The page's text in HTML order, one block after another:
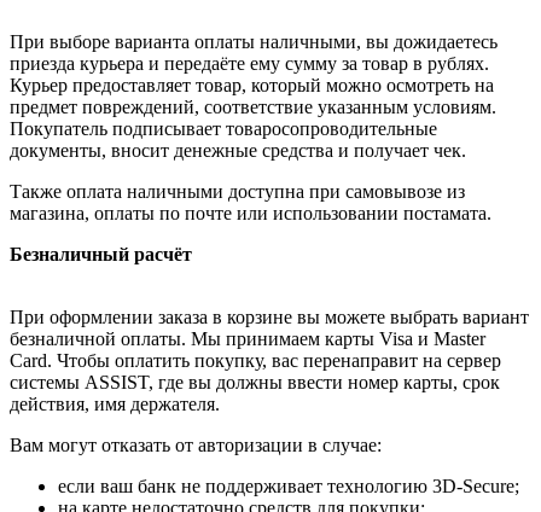
При выборе варианта оплаты наличными, вы дожидаетесь
приезда курьера и передаёте ему сумму за товар в рублях.
Курьер предоставляет товар, который можно осмотреть на
предмет повреждений, соответствие указанным условиям.
Покупатель подписывает товаросопроводительные
документы, вносит денежные средства и получает чек.
Также оплата наличными доступна при самовывозе из
магазина, оплаты по почте или использовании постамата.
Безналичный расчёт
При оформлении заказа в корзине вы можете выбрать вариант
безналичной оплаты. Мы принимаем карты Visa и Master
Card. Чтобы оплатить покупку, вас перенаправит на сервер
системы ASSIST, где вы должны ввести номер карты, срок
действия, имя держателя.
Вам могут отказать от авторизации в случае:
если ваш банк не поддерживает технологию 3D-Secure;